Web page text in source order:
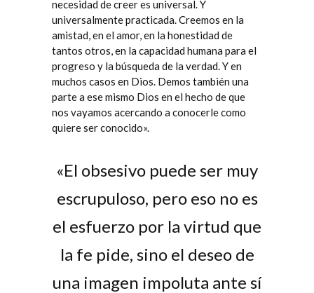
necesidad de creer es universal. Y
universalmente practicada. Creemos en la
amistad, en el amor, en la honestidad de
tantos otros, en la capacidad humana para el
progreso y la búsqueda de la verdad. Y en
muchos casos en Dios. Demos también una
parte a ese mismo Dios en el hecho de que
nos vayamos acercando a conocerle como
quiere ser conocido».
«El obsesivo puede ser muy
escrupuloso, pero eso no es
el esfuerzo por la virtud que
la fe pide, sino el deseo de
una imagen impoluta ante sí